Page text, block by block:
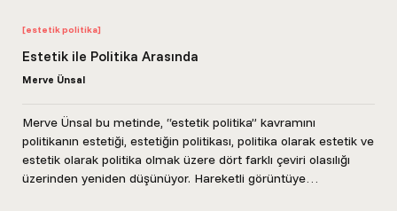
[estetik politika]
Estetik ile Politika Arasında
Merve Ünsal
Merve Ünsal bu metinde, “estetik politika” kavramını
politikanın estetiği, estetiğin politikası, politika olarak estetik ve
estetik olarak politika olmak üzere dört farklı çeviri olasılığı
üzerinden yeniden düşünüyor. Hareketli görüntüye